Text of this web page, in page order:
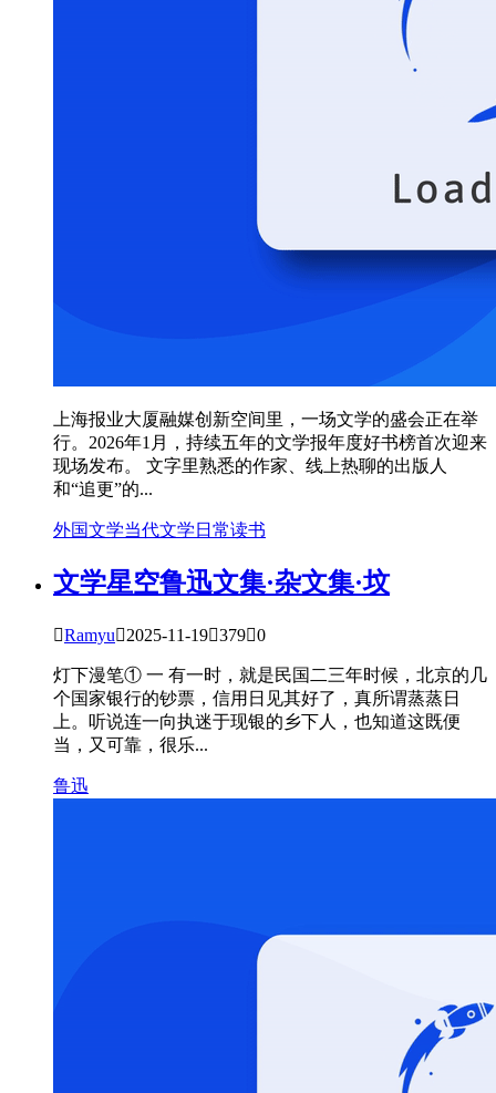
上海报业大厦融媒创新空间里，一场文学的盛会正在举
行。2026年1月，持续五年的文学报年度好书榜首次迎来
现场发布。 文字里熟悉的作家、线上热聊的出版人
和“追更”的...
外国文学当代文学 日常读书
文学星空鲁迅文集·杂文集·坟
Ramyu2025-11-193790
灯下漫笔① 一 有一时，就是民国二三年时候，北京的几
个国家银行的钞票，信用日见其好了，真所谓蒸蒸日
上。听说连一向执迷于现银的乡下人，也知道这既便
当，又可靠，很乐...
鲁迅